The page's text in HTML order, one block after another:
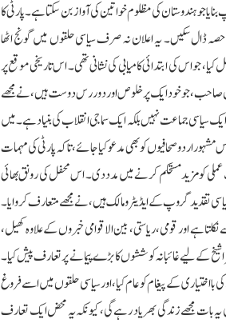
جو ہندوستان کی مظلوم خواتین کی آواز بن سکتا ہے۔ پارٹی کا
کا حصہ ڈال سکیں۔ یہ اعلان نہ صرف سیاسی حلقوں میں گونج اٹھا
نے تمام 224 نشستوں پر امیدوار کھڑے کر کے 0.3% ووٹ شیئر حاصل کیا، جو اس کی ابتدائی کامیابی کی نشانی تھی۔ اس تاریخی موقع پر
صاحب، جو خود ایک پرخلوص اور دور رس دوست ہیں، نے مجھے
سیاسی جماعت نہیں بلکہ ایک سماجی انقلاب کی بنیاد ہے۔ میں
اردو صحافیوں کو بھی مدعو کیا جائے، تاکہ پارٹی کی مہمات
عملی کو مزید مستحکم کرنے میں مدد دی۔ اس محفل کی رونق بھائی
تقدید گروپ کے ایڈیٹر و مالک ہیں، نے مجھے متعارف کروایا۔
ہے اور قومی، ریاستی، بین الاقوامی خبروں کے علاوہ کھیل،
شیخ کے لیے غائبانہ کوششوں کا بڑے پیمانے پر تعارف پیش کیا۔
کے پیغام کو عام کیا، اور سیاسی حلقوں میں اسے فروغ
بات مجھے زندگی بھر یاد رہے گی، کیونکہ یہ محض ایک تعارف